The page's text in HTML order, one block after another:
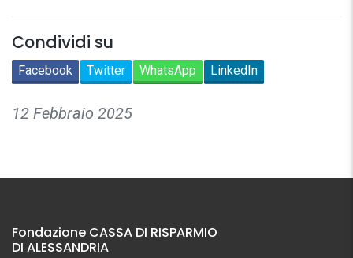
Condividi su
Facebook Twitter WhatsApp LinkedIn
12 Febbraio 2025
Fondazione CASSA DI RISPARMIO
DI ALESSANDRIA